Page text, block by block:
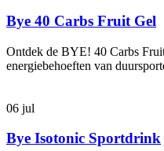
Bye 40 Carbs Fruit Gel
Ontdek de BYE! 40 Carbs
energiebehoeften van
06 jul
Bye Isotonic Sportdrink